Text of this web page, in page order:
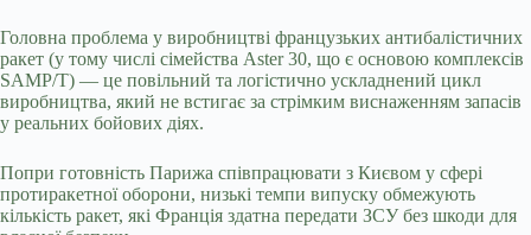
Головна проблема у виробництві французьких антибалістичних
ракет (у тому числі сімейства Aster 30, що є основою комплексів
SAMP/T) — це повільний та логістично ускладнений цикл
виробництва, який не встигає за стрімким виснаженням запасів
у реальних бойових діях.
Попри готовність Парижа співпрацювати з Києвом у сфері
протиракетної оборони, низькі темпи випуску обмежують
кількість ракет, які Франція здатна передати ЗСУ без шкоди для